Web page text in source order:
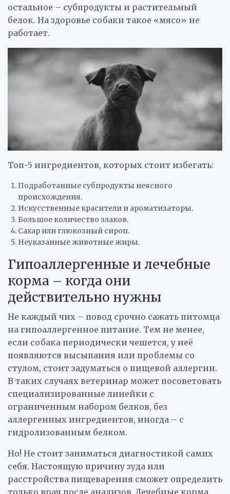
остальное – субпродукты и растительный
белок. На здоровье собаки такое «мясо» не
работает.
Топ-5 ингредиентов, которых стоит избегать:
Подработанные субпродукты неясного
происхождения.
Искусственные красители и ароматизаторы.
Большое количество злаков.
Сахар или глюкозный сироп.
Неуказанные животные жиры.
Гипоаллергенные и лечебные
корма – когда они
действительно нужны
Не каждый чих – повод срочно сажать питомца
на гипоаллергенное питание. Тем не менее,
если собака периодически чешется, у неё
появляются высыпания или проблемы со
стулом, стоит задуматься о пищевой аллергии.
В таких случаях ветеринар может посоветовать
специализированные линейки с
ограниченным набором белков, без
аллергенных ингредиентов, иногда – с
гидролизованным белком.
Но! Не стоит заниматься диагностикой самих
себя. Настоящую причину зуда или
расстройства пищеварения сможет определить